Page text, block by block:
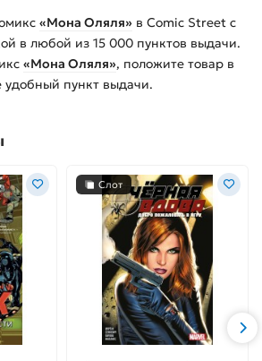
«Мона Оляля» в Comic Street с
в любой из 15 000 пунктов выдачи.
«Мона Оляля», положите товар в
удобный пункт выдачи.
Слот